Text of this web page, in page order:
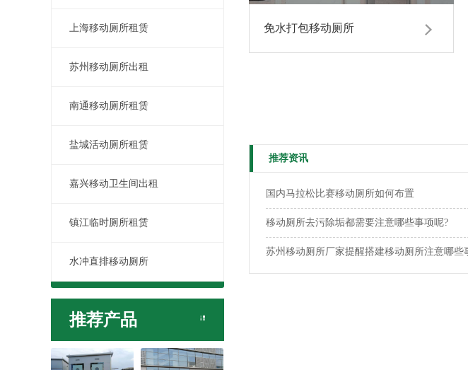
上海移动厕所租赁
苏州移动厕所出租
南通移动厕所租赁
盐城活动厕所租赁
嘉兴移动卫生间出租
镇江临时厕所租赁
水冲直排移动厕所
推荐产品
免水打包移动厕所
推荐资讯
国内马拉松比赛移动厕所如何布置
移动厕所去污除垢都需要注意哪些事项呢?
苏州移动厕所厂家提醒搭建移动厕所注意哪些